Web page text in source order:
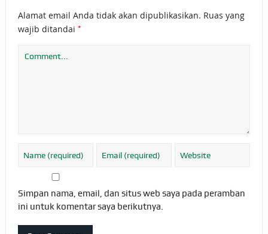
Alamat email Anda tidak akan dipublikasikan. Ruas yang
wajib ditandai *
Simpan nama, email, dan situs web saya pada peramban
ini untuk komentar saya berikutnya.